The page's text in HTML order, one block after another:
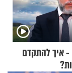
- איך להתקדם